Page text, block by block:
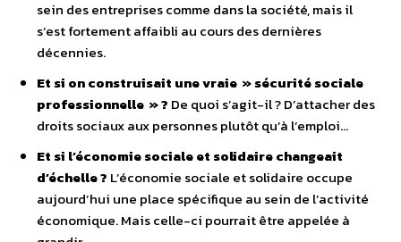
sein des entreprises comme dans la société, mais il
s’est fortement affaibli au cours des dernières
décennies.
Et si on construisait une vraie » sécurité sociale
professionnelle » ? De quoi s’agit-il ? D’attacher des
droits sociaux aux personnes plutôt qu’à l’emploi…
Et si l’économie sociale et solidaire changeait
d’échelle ? L’économie sociale et solidaire occupe
aujourd’hui une place spécifique au sein de l’activité
économique. Mais celle-ci pourrait être appelée à